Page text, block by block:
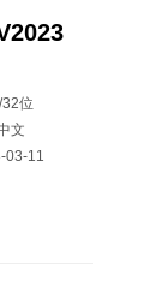
位
文
03-11